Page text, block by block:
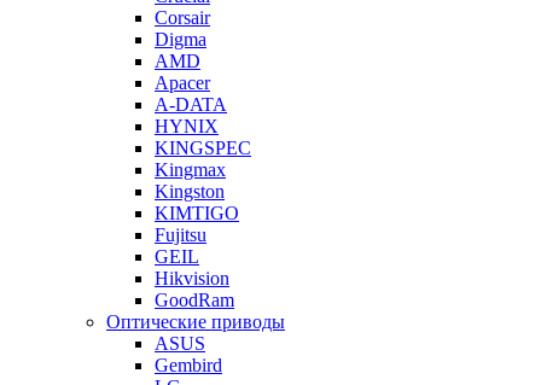
Corsair
Digma
AMD
Apacer
A-DATA
HYNIX
KINGSPEC
Kingmax
Kingston
KIMTIGO
Fujitsu
GEIL
Hikvision
GoodRam
Оптические приводы
ASUS
Gembird